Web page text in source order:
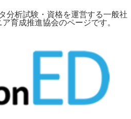
分析試験・資格を運営する一般社
育成推進協会のページです。